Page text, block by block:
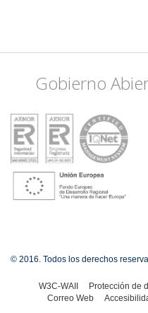
Gobierno
© 2016. Todos los derechos
W3C-WAII Protección de
Correo Web